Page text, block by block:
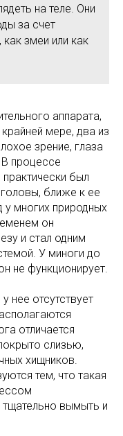
на теле. Они
за счет
змеи или как
аппарата,
мере, два из
зрение, глаза
процессе
был
ближе к ее
многих природных
он
и стал одним
У миноги до
не функционирует.
нее отсутствует
отличается
слизью,
хищников.
тем, что такая
вымыть и